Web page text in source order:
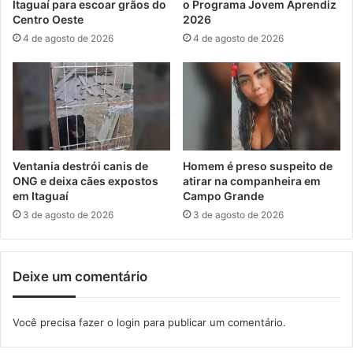
o
n
o
t
e
d
e
a
g
a
a
e
a
a
p
o
r
e
o
s
Itaguaí para escoar grãos do
Centro Oeste
4 de agosto de 2026
o Programa Jovem Aprendiz
2026
4 de agosto de 2026
Ventania destrói canis de
ONG e deixa cães expostos
em Itaguaí
3 de agosto de 2026
Homem é preso suspeito de
atirar na companheira em
Campo Grande
3 de agosto de 2026
Deixe um comentário
Você precisa fazer o login para publicar um comentário.